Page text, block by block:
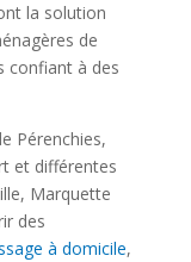
la solution
de
confiant à des
Pérenchies,
et différentes
Marquette
des
à domicile,